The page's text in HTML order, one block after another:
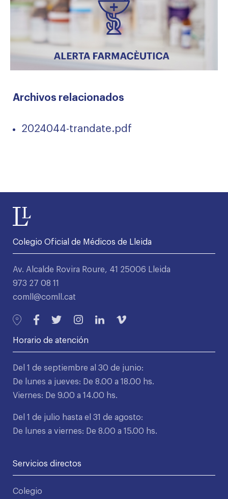
Archivos relacionados
2024044-trandate.pdf
Colegio Oficial de Médicos de Lleida
Av. Alcalde Rovira Roure, 41 25006 Lleida
973 27 08 11
comll@comll.cat
Horario de atención
Del 1 de septiembre al 30 de junio:
De lunes a jueves: De 8.00 a 18.00 hs.
Viernes: De 9.00 a 14.00 hs.
Del 1 de julio hasta el 31 de agosto:
De lunes a viernes: De 8.00 a 15.00 hs.
Servicios directos
Colegio